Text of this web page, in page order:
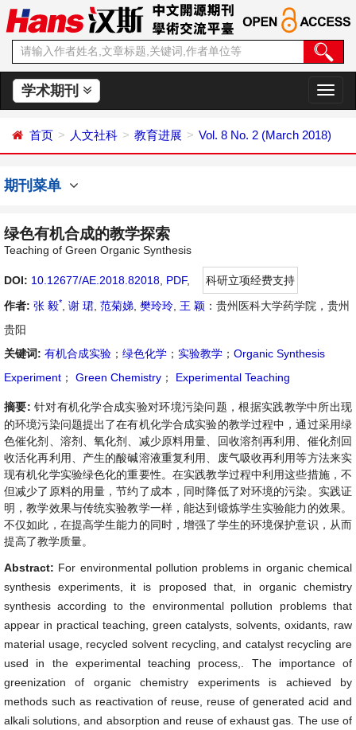
学术期刊
切
换
航
首页 人文社科 教育进展 Vol. 8 No. 2 (March 2018)
期刊菜单
绿色有机合成的教学探索
Teaching of Green Organic Synthesis
DOI: 10.12677/AE.2018.82018 PDF,
科研立项经费支持
作者: 张 毅* 谢 珺 范菊娣 樊玲玲 王 颖 ：贵州医科大学药学院，贵州
贵阳
关键词: 有机合成实验 ； 绿色化学 ； 实验教学 ； Organic Synthesis
Experiment ； Green Chemistry ； Experimental Teaching
摘要: 针对有机化学合成实验对环境污染问题，根据实践教学中所出现
的环境污染问题提出了在有机化学合成实验的教学过程中，通过采用绿
色催化剂、溶剂、氧化剂、减少原料用量、回收溶剂再利用、催化剂回
收活化再利用、产生的酸碱溶液重复利用、废气吸收再利用等方法来实
现有机化学实验绿色化的重要性。在实践教学过程中利用这些措施，不
但减少了原料的用量，节约了成本，同时降低了对环境的污染。实践证
明，教学效果与传统实验教学一样，能达到锻炼学生实验能力的效果。
不仅如此，在提高学生能力的同时，增强了学生的环境保护意识，从而
提高了教学质量。
Abstract: For environmental pollution problems in organic chemical
synthesis experiments, it is proposed that, in organic chemistry
synthesis according to the environmental pollution problems that
appear in practical teaching, green catalysts, solvents, oxidants, raw
material usage, recycled solvent recycling, and catalyst recycling are
used in the experimental teaching process,. The importance of
greenization of organic chemistry experiments is achieved by
methods such as reactivation of reuse, reuse of generated acid and
alkali solutions, and absorption and reuse of exhaust gas. The use of